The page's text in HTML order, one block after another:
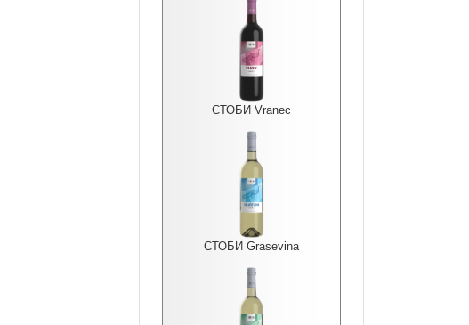
СТОБИ Vranec
СТОБИ Grasevina